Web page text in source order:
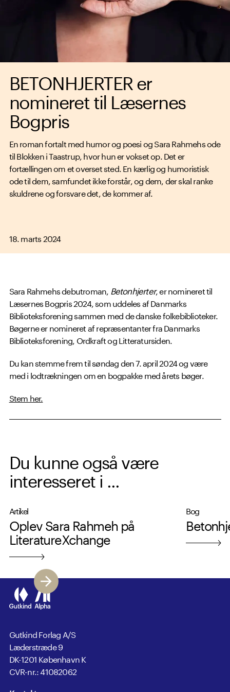
BETONHJERTER er
nomineret til Læsernes
Bogpris
En roman fortalt med humor og poesi og Sara Rahmehs ode
til Blokken i Taastrup, hvor hun er vokset op. Det er
fortællingen om et overset sted. En kærlig og humoristisk
ode til dem, samfundet ikke forstår, og dem, der skal ranke
skuldrene og forsvare det, de kommer af.
18. marts 2024
Sara Rahmehs debutroman, Betonhjerter, er nomineret til
Læsernes Bogpris 2024, som uddeles af Danmarks
Biblioteksforening sammen med de danske folkebiblioteker.
Bøgerne er nomineret af repræsentanter fra Danmarks
Biblioteksforening, Ordkraft og Litteratursiden.
Du kan stemme frem til søndag den 7. april 2024 og være
med i lodtrækningen om en bogpakke med årets bøger.
Stem her.
Du kunne også være
interesseret i ...
Artikel
Oplev Sara Rahmeh på
LiteratureXchange
Bog
Gutkind Forlag A/S
Læderstræde 9
DK-1201 København K
CVR-nr.: 41082062